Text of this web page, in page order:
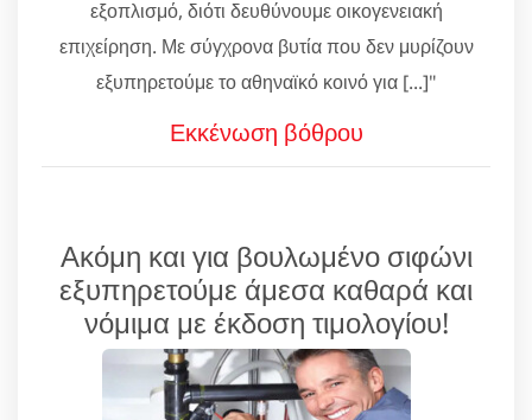
εξοπλισμό, διότι δευθύνουμε οικογενειακή
επιχείρηση. Με σύγχρονα βυτία που δεν μυρίζουν
εξυπηρετούμε το αθηναϊκό κοινό για [...]"
Εκκένωση βόθρου
Ακόμη και για βουλωμένο σιφώνι
εξυπηρετούμε άμεσα καθαρά και
νόμιμα με έκδοση τιμολογίου!